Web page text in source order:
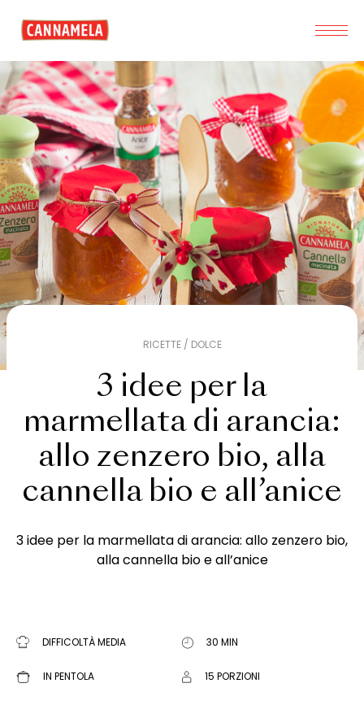
RICETTE / DOLCE
3 idee per la
marmellata di arancia:
allo zenzero bio, alla
cannella bio e all’anice
3 idee per la marmellata di arancia: allo zenzero bio,
alla cannella bio e all’anice
DIFFICOLTÀ MEDIA 30 MIN
IN PENTOLA 15 PORZIONI